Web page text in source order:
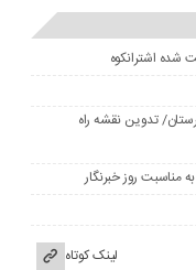
شده اشترانکوه
تدوین نقشه راه
مناسبت روز خبرنگار
لینک کوتاه